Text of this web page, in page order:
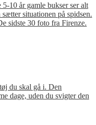
10 år gamle bukser ser alt
situationen på spidsen.
sidste 30 foto fra Firenze.
du skal gå i. Den
dage, uden du svigter den